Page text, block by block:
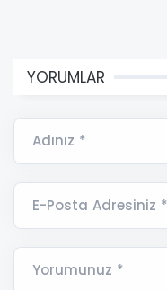
YORUMLAR
Adınız *
E-Posta Adresiniz *
Yorumunuz *